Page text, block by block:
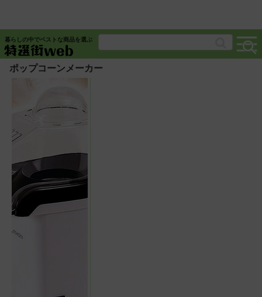
暮らしの中でベストな商品を選ぶ
ポップコーンメーカー